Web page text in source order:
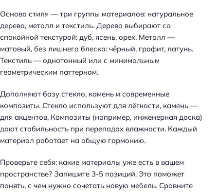
Основа стиля — три группы материалов: натуральное
дерево, металл и текстиль. Дерево выбирают со
спокойной текстурой: дуб, ясень, орех. Металл —
матовый, без лишнего блеска: чёрный, графит, латунь.
Текстиль — однотонный или с минимальным
геометрическим паттерном.
Дополняют базу стекло, камень и современные
композиты. Стекло используют для лёгкости, камень —
для акцентов. Композиты (например, инженерная доска)
дают стабильность при перепадах влажности. Каждый
материал работает на общую гармонию.
Проверьте себя: какие материалы уже есть в вашем
пространстве? Запишите 3-5 позиций. Это поможет
понять, с чем нужно сочетать новую мебель. Сравните